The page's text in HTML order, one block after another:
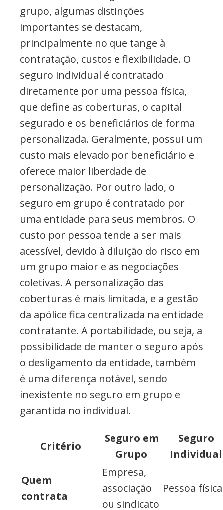
grupo, algumas distinções
importantes se destacam,
principalmente no que tange à
contratação, custos e flexibilidade. O
seguro individual é contratado
diretamente por uma pessoa física,
que define as coberturas, o capital
segurado e os beneficiários de forma
personalizada. Geralmente, possui um
custo mais elevado por beneficiário e
oferece maior liberdade de
personalização. Por outro lado, o
seguro em grupo é contratado por
uma entidade para seus membros. O
custo por pessoa tende a ser mais
acessível, devido à diluição do risco em
um grupo maior e às negociações
coletivas. A personalização das
coberturas é mais limitada, e a gestão
da apólice fica centralizada na entidade
contratante. A portabilidade, ou seja, a
possibilidade de manter o seguro após
o desligamento da entidade, também
é uma diferença notável, sendo
inexistente no seguro em grupo e
garantida no individual.
Critério
Seguro em
Grupo
Seguro
Individual
Quem
contrata
Empresa,
associação
ou sindicato
Pessoa física